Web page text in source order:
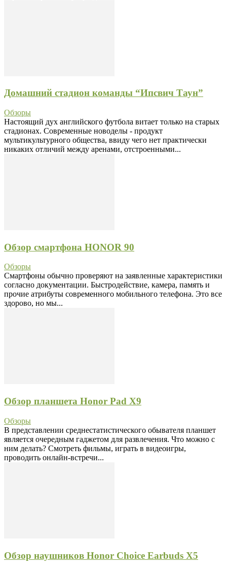
Домашний стадион команды “Ипсвич Таун”
Обзоры
Настоящий дух английского футбола витает только на старых
стадионах. Современные новоделы - продукт
мультикультурного общества, ввиду чего нет практически
никаких отличий между аренами, отстроенными...
Обзор смартфона HONOR 90
Обзоры
Смартфоны обычно проверяют на заявленные характеристики
согласно документации. Быстродействие, камера, память и
прочие атрибуты современного мобильного телефона. Это все
здорово, но мы...
Обзор планшета Honor Pad X9
Обзоры
В представлении среднестатистического обывателя планшет
является очередным гаджетом для развлечения. Что можно с
ним делать? Смотреть фильмы, играть в видеоигры,
проводить онлайн-встречи...
Обзор наушников Honor Choice Earbuds X5